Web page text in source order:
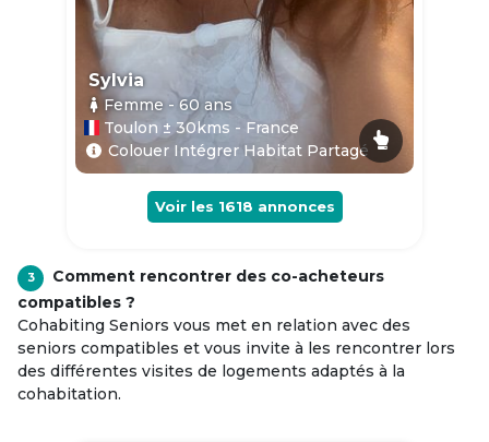
Sylvia
Femme - 60ans
Toulon ± 30kms - France
Colouer Intégrer Habitat Partagé
Voir les 1618 annonces
3
Comment rencontrer des co-acheteurs
compatibles ?
Cohabiting Seniors vous met en relation avec des
seniors compatibles et vous invite à les rencontrer lors
des différentes visites de logements adaptés à la
cohabitation.